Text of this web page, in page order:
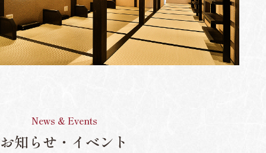
News & Events
お知らせ・イベント